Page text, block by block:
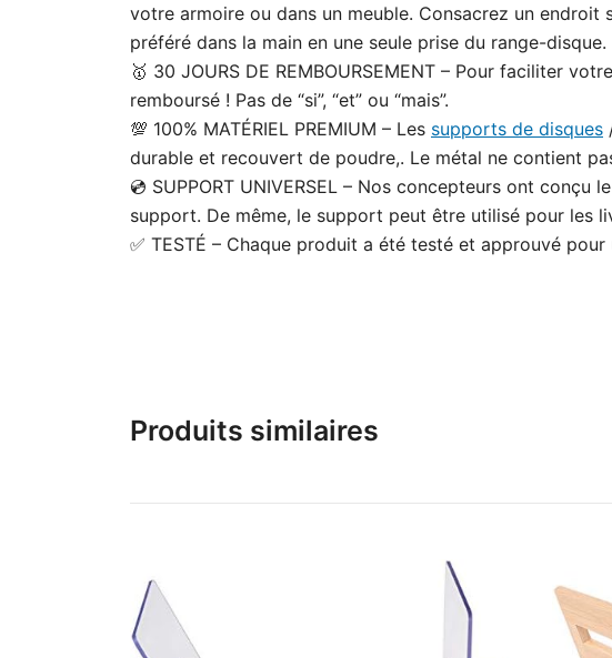
votre armoire ou dans un meuble. Consacrez un
préféré dans la main en une seule prise du range-
🥇 30 JOURS DE REMBOURSEMENT – Pour faciliter
remboursé ! Pas de “si”, “et” ou “mais”.
💯 100% MATÉRIEL PREMIUM – Les supports de disques
durable et recouvert de poudre,. Le métal ne contient
💿 SUPPORT UNIVERSEL – Nos concepteurs ont
support. De même, le support peut être utilisé pour les
✅ TESTÉ – Chaque produit a été testé et approuvé
Produits similaires